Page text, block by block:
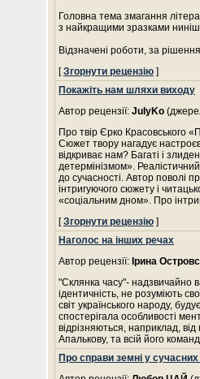
Головна тема змагання
з найкращими зразками
Відзначені роботи, за
[Згорнути рецензію ]
Покажіть нам шляхи виходу
Автор рецензії: JulyKo
Про твір Єрко Красовського
Сюжет твору нагадує
відкриває нам? Багаті і
детермінізмом».
до сучасності. Автор поволі
інтригуючого сюжету і
«соціальним дном». Про
[Згорнути рецензію ]
Наголос на інших речах
Автор рецензії: Ірина
"Склянка часу"- надзвичайно
ідентичність, не розуміють
світ українського народу,
спостерігала особливості
відрізняються, наприклад,
Апалькову, та всій його
Про справи земні у